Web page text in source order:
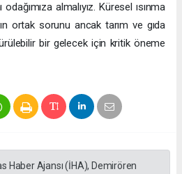
almalıyız. Küresel ısınma
ortak sorunu ancak tarım ve gıda
bir gelecek için kritik öneme
Haber Ajansı (İHA), Demirören